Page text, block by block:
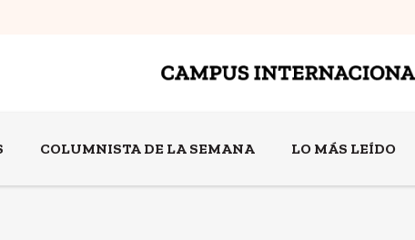
COLUMNISTA DE LA SEMANA LO MÁS LEÍDO